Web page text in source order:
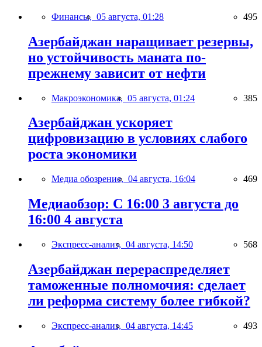
Финансы, 05 августа, 01:28 495
Азербайджан наращивает резервы,
но устойчивость маната по-
прежнему зависит от нефти
Макроэкономика, 05 августа, 01:24 385
Азербайджан ускоряет
цифровизацию в условиях слабого
роста экономики
Медиа обозрение, 04 августа, 16:04 469
Медиаобзор: С 16:00 3 августа до
16:00 4 августа
Экспресс-анализ, 04 августа, 14:50 568
Азербайджан перераспределяет
таможенные полномочия: сделает
ли реформа систему более гибкой?
Экспресс-анализ, 04 августа, 14:45 493